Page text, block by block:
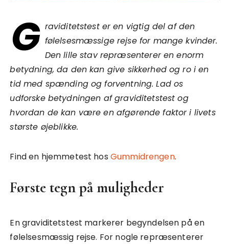
G raviditetstest er en vigtig del af den
følelsesmæssige rejse for mange kvinder.
Den lille stav repræsenterer en enorm
betydning, da den kan give sikkerhed og ro i en
tid med spænding og forventning. Lad os
udforske betydningen af graviditetstest og
hvordan de kan være en afgørende faktor i livets
største øjeblikke.
Find en hjemmetest hos Gummidrengen.
Første tegn på muligheder
En graviditetstest markerer begyndelsen på en
følelsesmæssig rejse. For nogle repræsenterer